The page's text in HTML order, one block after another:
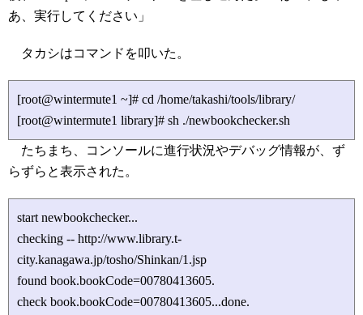
あ、実行してください」
タカシはコマンドを叩いた。
[root@wintermute1 ~]# cd /home/takashi/tools/library/
[root@wintermute1 library]# sh ./newbookchecker.sh
たちまち、コンソールに進行状況やデバッグ情報が、ず
らずらと表示された。
start newbookchecker...
checking -- http://www.library.t-
city.kanagawa.jp/tosho/Shinkan/1.jsp
found book.bookCode=00780413605.
check book.bookCode=00780413605...done.